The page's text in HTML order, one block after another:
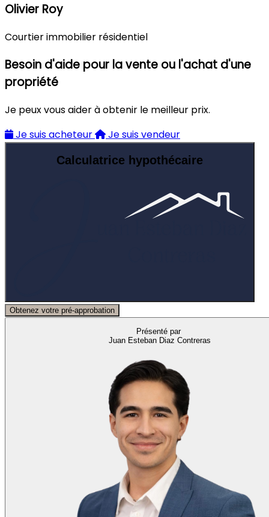
Olivier Roy
Courtier immobilier résidentiel
Besoin d'aide pour la vente ou l'achat d'une
propriété
Je peux vous aider à obtenir le meilleur prix.
Je suis acheteur
Je suis vendeur
Calculatrice hypothécaire
Obtenez votre pré-approbation
Présenté par
Juan Esteban Diaz Contreras